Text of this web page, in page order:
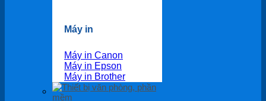
Máy in
Máy in Canon
Máy in Epson
Máy in Brother